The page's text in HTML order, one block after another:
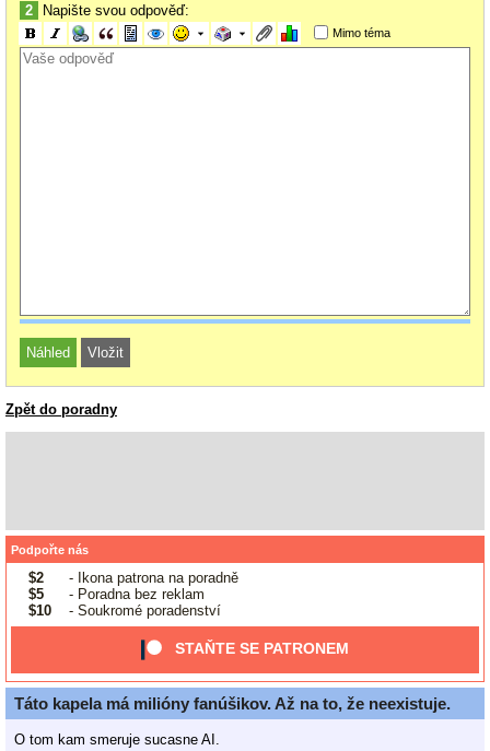
2 Napište svou odpověď:
Mimo téma
Zpět do poradny
Podpořte nás
$2
- Ikona patrona na poradně
$5
- Poradna bez reklam
$10
- Soukromé poradenství
STAŇTE SE PATRONEM
Táto kapela má milióny fanúšikov. Až na to, že neexistuje.
O tom kam smeruje sucasne AI.